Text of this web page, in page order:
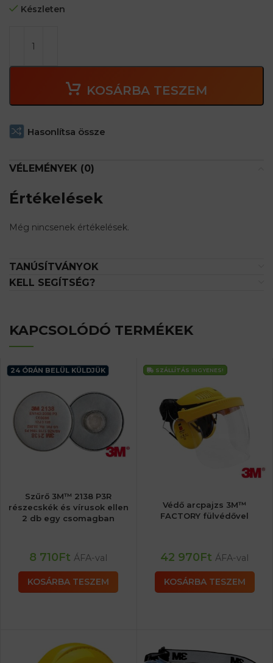
egy horgony vagy karabiner szemmel. A másik oldalon egy
Készleten
KOSÁRBA TESZEM
Hasonlítsa össze
VÉLEMÉNYEK (0)
Értékelések
Még nincsenek értékelések.
TANÚSÍTVÁNYOK
KELL SEGÍTSÉG?
KAPCSOLÓDÓ TERMÉKEK
24 ÓRÁN BELÜL KÜLDJÜK
Szűrő 3M™ 2138 P3R
részecskék és vírusok ellen
2 db egy csomagban
8 710Ft ÁFA-val
KOSÁRBA TESZEM
SZÁLLÍTÁS INGYENES!
Védő arcpajzs 3M™
FACTORY fülvédővel
42 970Ft ÁFA-val
KOSÁRBA TESZEM